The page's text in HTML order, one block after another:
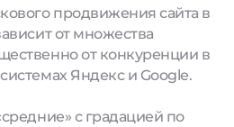
продвижения сайта в
от множества
от конкуренции в
Яндекс и Google.
с градацией по